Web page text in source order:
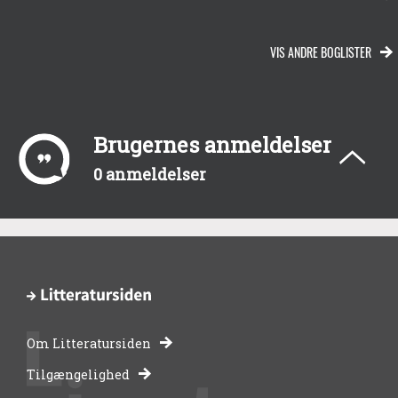
VIS ANDRE BOGLISTER
Brugernes anmeldelser
0 anmeldelser
-
Om Litteratursiden
Tilgængelighed